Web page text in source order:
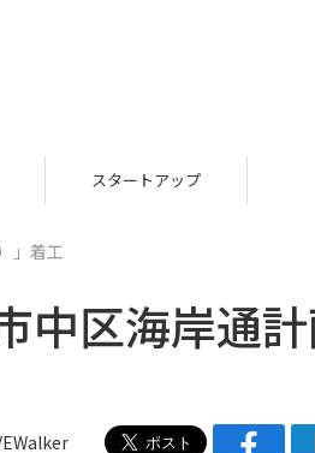
スタートアップ
」着工
中区海岸通